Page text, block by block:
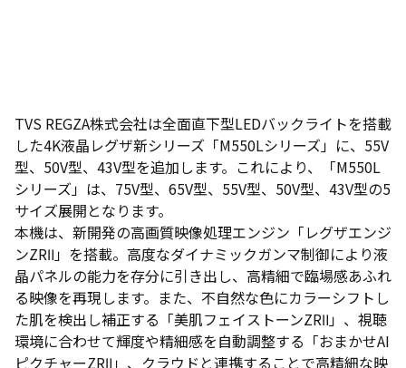
TVS REGZA株式会社は全面直下型LEDバックライトを搭載
した4K液晶レグザ新シリーズ「M550Lシリーズ」に、55V
型、50V型、43V型を追加します。これにより、「M550L
シリーズ」は、75V型、65V型、55V型、50V型、43V型の5
サイズ展開となります。
本機は、新開発の高画質映像処理エンジン「レグザエンジ
ンZRⅡ」を搭載。高度なダイナミックガンマ制御により液
晶パネルの能力を存分に引き出し、高精細で臨場感あふれ
る映像を再現します。また、不自然な色にカラーシフトし
た肌を検出し補正する「美肌フェイストーンZRⅡ」、視聴
環境に合わせて輝度や精細感を自動調整する「おまかせAI
ピクチャーZRⅡ」、クラウドと連携することで高精細な映